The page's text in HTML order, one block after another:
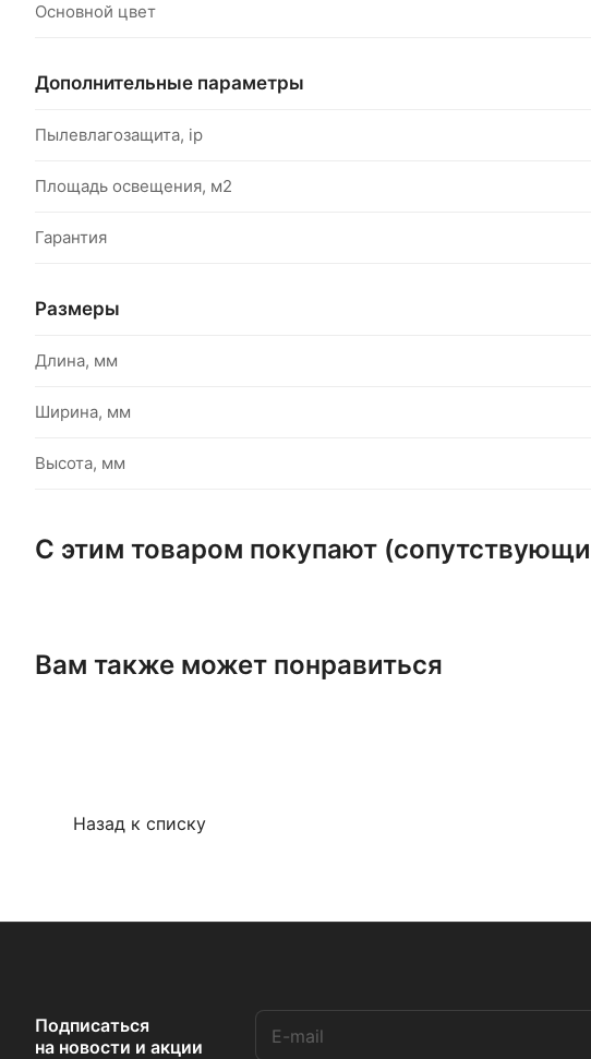
Основной цвет
Дополнительные параметры
Пылевлагозащита, ip
Площадь освещения, м2
Гарантия
Размеры
Длина, мм
Ширина, мм
Высота, мм
С этим товаром покупают
Вам также может понравиться
Назад к списку
Подписаться
на новости и акции